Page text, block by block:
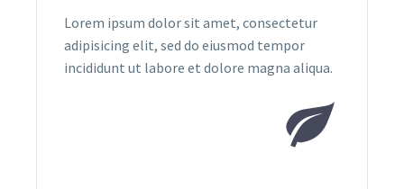
Lorem ipsum dolor sit amet, consectetur
adipisicing elit, sed do eiusmod tempor
incididunt ut labore et dolore magna aliqua.

